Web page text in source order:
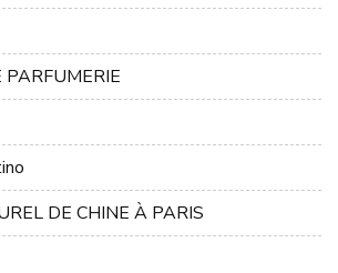
DE CHINE À PARIS